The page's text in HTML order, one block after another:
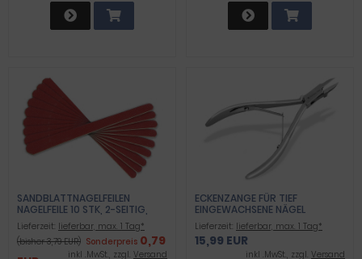
TEXTILIEN UND LEDER 7 ZOLL
SANDBLATTNAGELFEILEN
NAGELFEILE 10 STK, 2-SEITIG,
FEIN UND GROB
Lieferzeit: lieferbar, max. 1 Tag*
(bisher 3,79 EUR) Sonderpreis 0,79
inkl .MwSt., zzgl. Versand
ECKENZANGE FÜR TIEF
EINGEWACHSENE NÄGEL
EXCELLENT INOX 11,5CM
Lieferzeit: lieferbar, max. 1 Tag*
15,99 EUR
inkl .MwSt., zzgl. Versand